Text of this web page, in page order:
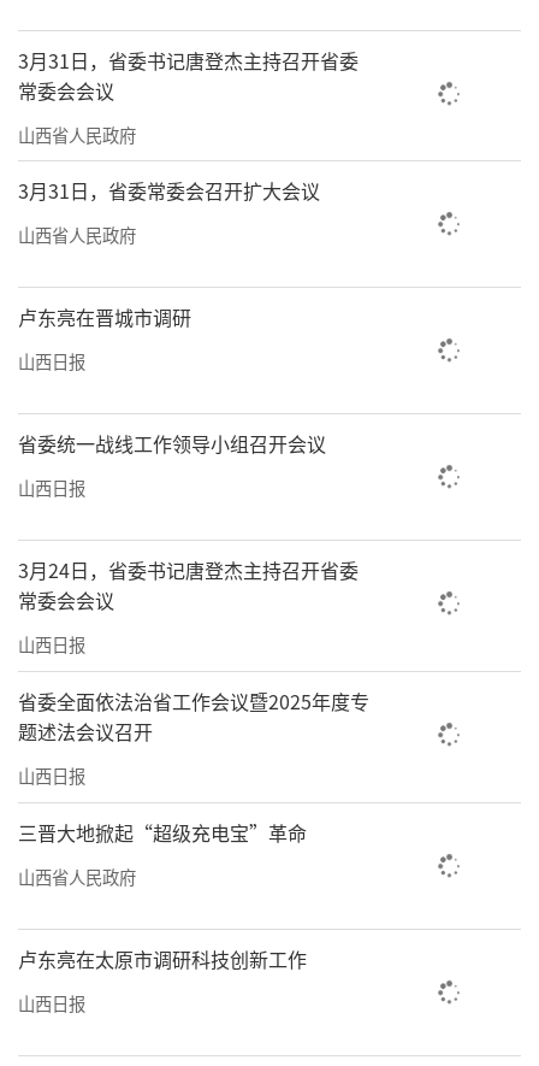
3月31日，省委书记唐登杰主持召开省委
常委会会议
山西省人民政府
3月31日，省委常委会召开扩大会议
山西省人民政府
卢东亮在晋城市调研
山西日报
省委统一战线工作领导小组召开会议
山西日报
3月24日，省委书记唐登杰主持召开省委
常委会会议
山西日报
省委全面依法治省工作会议暨2025年度专
题述法会议召开
山西日报
三晋大地掀起“超级充电宝”革命
山西省人民政府
卢东亮在太原市调研科技创新工作
山西日报